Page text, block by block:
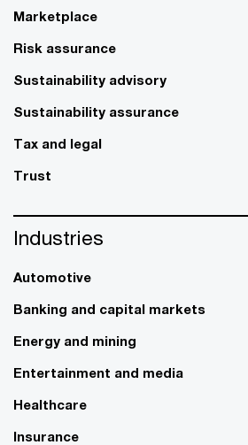
Marketplace
Risk assurance
Sustainability advisory
Sustainability assurance
Tax and legal
Trust
Industries
Automotive
Banking and capital markets
Energy and mining
Entertainment and media
Healthcare
Insurance